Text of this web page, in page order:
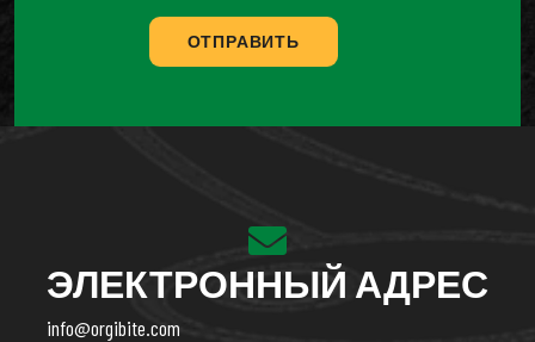
ОТПРАВИТЬ
ЭЛЕКТРОННЫЙ АДРЕС
info@orgibite.com